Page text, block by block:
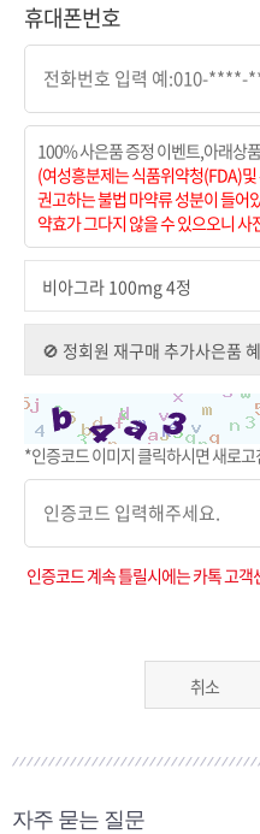
휴대폰번호
100% 사은품 증정 이벤트,아래상
(여성흥분제는 식품위약청(FDA)
권고하는 불법 마약류 성분이 들어
약효가 그다지 않을 수 있으오니
*인증코드 이미지 클릭하시면 새로
인증코드 계속 틀릴시에는 카톡 고객
취소
자주 묻는 질문